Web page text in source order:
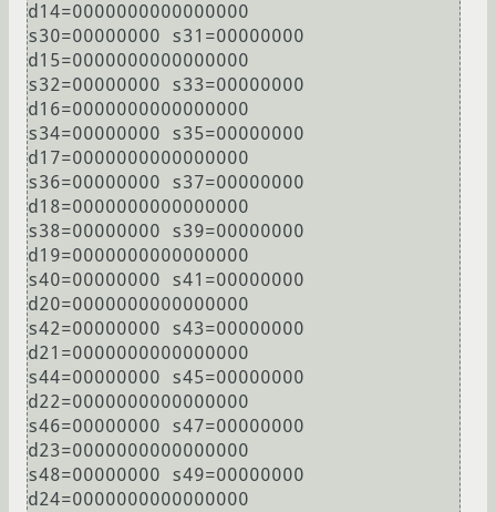
d14=0000000000000000
s30=00000000 s31=00000000
d15=0000000000000000
s32=00000000 s33=00000000
d16=0000000000000000
s34=00000000 s35=00000000
d17=0000000000000000
s36=00000000 s37=00000000
d18=0000000000000000
s38=00000000 s39=00000000
d19=0000000000000000
s40=00000000 s41=00000000
d20=0000000000000000
s42=00000000 s43=00000000
d21=0000000000000000
s44=00000000 s45=00000000
d22=0000000000000000
s46=00000000 s47=00000000
d23=0000000000000000
s48=00000000 s49=00000000
d24=0000000000000000